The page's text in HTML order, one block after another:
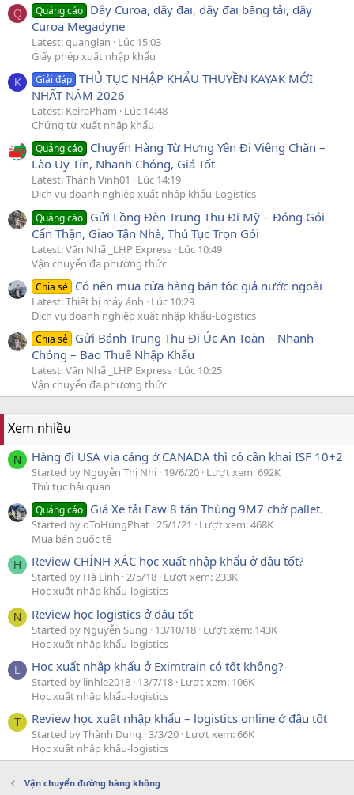
Q Quảng cáo Dây Curoa, dây đai, dây đai băng tải, dây
Curoa Megadyne
Latest: quanglan
Lúc 15:03
Giấy phép xuất nhập khẩu
K Giải đáp THỦ TỤC NHẬP KHẨU THUYỀN KAYAK MỚI
NHẤT NĂM 2026
Latest: KeiraPham
Lúc 14:48
Chứng từ xuất nhập khẩu
Quảng cáo Chuyển Hàng Từ Hưng Yên Đi Viêng Chăn –
Lào Uy Tín, Nhanh Chóng, Giá Tốt
Latest: Thành Vinh01
Lúc 14:19
Dịch vụ doanh nghiệp xuất nhập khẩu-Logistics
Quảng cáo Gửi Lồng Đèn Trung Thu Đi Mỹ – Đóng Gói
Cẩn Thận, Giao Tận Nhà, Thủ Tục Trọn Gói
Latest: Văn Nhã _LHP Express Lúc 10:49
Vận chuyển đa phương thức
Chia sẻ Có nên mua cửa hàng bán tóc giả nước ngoài
Latest: Thiết bị máy ảnh
Lúc 10:29
Dịch vụ doanh nghiệp xuất nhập khẩu-Logistics
Chia sẻ Gửi Bánh Trung Thu Đi Úc An Toàn – Nhanh
Chóng – Bao Thuế Nhập Khẩu
Latest: Văn Nhã _LHP Express Lúc 10:25
Vận chuyển đa phương thức
Xem nhiều
N Hàng đi USA via cảng ở CANADA thì có cần khai ISF 10+2
Started by Nguyễn Thị Nhi 19/6/20 Lượt xem: 692K
Thủ tục hải quan
Quảng cáo Giá Xe tải Faw 8 tấn Thùng 9M7 chở pallet.
Started by oToHungPhat 25/1/21
Lượt xem: 468K
Mua bán quốc tế
H Review CHÍNH XÁC học xuất nhập khẩu ở đâu tốt?
Started by Hà Linh 2/5/18 Lượt xem: 233K
Học xuất nhập khẩu-logistics
N Review học logistics ở đâu tốt
Started by Nguyễn Sung 13/10/18 Lượt xem: 143K
Học xuất nhập khẩu-logistics
L Học xuất nhập khẩu ở Eximtrain có tốt không?
Started by linhle2018 13/7/18 Lượt xem: 106K
Học xuất nhập khẩu-logistics
T Review học xuất nhập khẩu – logistics online ở đâu tốt
Started by Thành Dung 3/3/20 Lượt xem: 66K
Học xuất nhập khẩu-logistics
Vận chuyển đường hàng không